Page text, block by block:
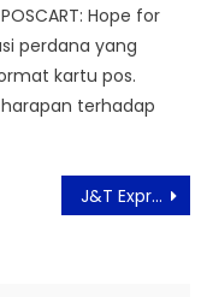
Hope for
perdana yang
kartu pos.
terhadap
J&T Express Siapkan Strategi Untuk Hadapi Lonjakan Pengiriman Selama Ramadan